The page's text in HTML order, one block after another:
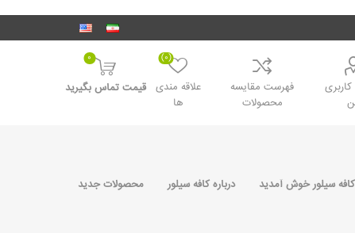
فهرست مقایسه
محصولات
علاقه مندی
ها
(0)
0
قیمت تماس بگیرید
سیلور خوش آمدید درباره کافه سیلور محصولات جدید